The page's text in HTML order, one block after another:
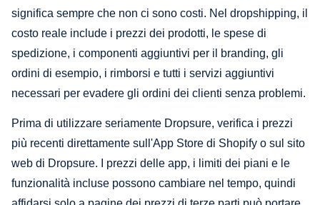
significa sempre che non ci sono costi. Nel dropshipping, il
costo reale include i prezzi dei prodotti, le spese di
spedizione, i componenti aggiuntivi per il branding, gli
ordini di esempio, i rimborsi e tutti i servizi aggiuntivi
necessari per evadere gli ordini dei clienti senza problemi.
Prima di utilizzare seriamente Dropsure, verifica i prezzi
più recenti direttamente sull'App Store di Shopify o sul sito
web di Dropsure. I prezzi delle app, i limiti dei piani e le
funzionalità incluse possono cambiare nel tempo, quindi